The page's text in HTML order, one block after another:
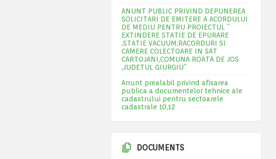
ANUNT PUBLIC PRIVIND DEPUNEREA
SOLICITARI DE EMITERE A ACORDULUI
DE MEDIU PENTRU PROIECTUL ”
EXTINDERE STATIE DE EPURARE
,STATIE VACUUM,RACORDURI SI
CAMERE COLECTOARE IN SAT
CARTOJANI,COMUNA ROATA DE JOS
,JUDETUL GIURGIU”
Anunt prealabil privind afisarea
publica a documentelor tehnice ale
cadastrului pentru sectoarele
cadastrale 10,12
DOCUMENTS